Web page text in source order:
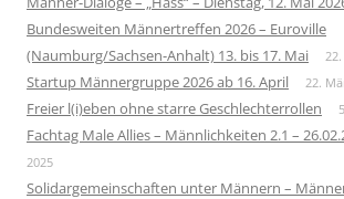
Bundesweiten Männertreffen 2026 – Euroville
(Naumburg/Sachsen-Anhalt) 13. bis 17. Mai
Startup Männergruppe 2026 ab 16. April 22.
Freier l(i)eben ohne starre Geschlechterrollen
Fachtag Male Allies – Männlichkeiten 2.1 –
2025
Solidargemeinschaften unter Männern –